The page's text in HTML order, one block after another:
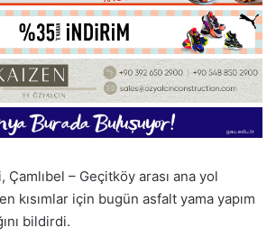
Çamlıbel – Geçitköy arası ana yol
kısımlar için bugün asfalt yama yapım
bildirdi.